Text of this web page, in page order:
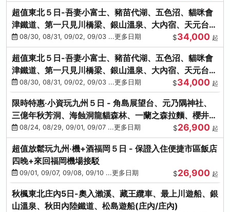
超值東北５日-吾妻小富士、豬苗代湖、五色沼、貓咪會
津鐵道、第一只見川橋梁、銀山溫泉、大內宿、天元台高
原纜車
08/30, 08/31, 09/02, 09/03 ...更多日期 $34,000 起
超值東北５日-吾妻小富士、豬苗代湖、五色沼、貓咪會
津鐵道、第一只見川橋梁、銀山溫泉、大內宿、天元台高
原纜車
08/30, 08/31, 09/02, 09/03 ...更多日期 $34,000 起
限時特惠‧小資玩九州５日 - 角島展望台、元乃隅神社、
三億年秋芳洞、海蝕洞龍貓森林、一蘭之森拉麵、櫻井二
見浦08/24, 08/29, 09/01, 09/07 ...更多日期 $26,900 起
超值放鬆玩九州‧機+酒福岡５日 - 保證入住便捷市區飯店
四晚+來回福岡機場接駁
09/01, 09/07, 09/08, 09/10 ...更多日期 $26,900 起
秋楓東北庄內5日-奧入瀨溪、藏王纜車、最上川遊船、銀
山溫泉、秋田內陸鐵道、松島遊船(庄內/庄內)